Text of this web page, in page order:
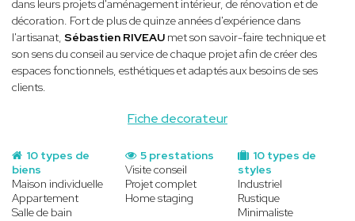
Fiche decorateur
dans leurs projets d'aménagement intérieur, de rénovation et de
décoration. Fort de plus de quinze années d'expérience dans
l'artisanat, Sébastien RIVEAU met son savoir-faire technique et
son sens du conseil au service de chaque projet afin de créer des
espaces fonctionnels, esthétiques et adaptés aux besoins de ses
clients.
10 types de
biens
Maison individuelle
Appartement
Salle de bain
10 types de
styles
Industriel
Rustique
Minimaliste
5 prestations
Visite conseil
Projet complet
Home staging